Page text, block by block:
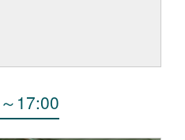
～ 17:00